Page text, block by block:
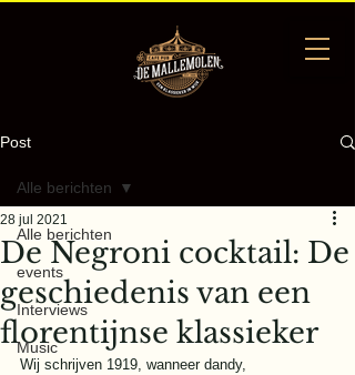
Post
Alle berichten
events
Interviews
Music
Alle berichten
De Negroni cocktail: De
geschiedenis van een
florentijnse klassieker
28 jul 2021
Wij schrijven 1919, wanneer dandy,